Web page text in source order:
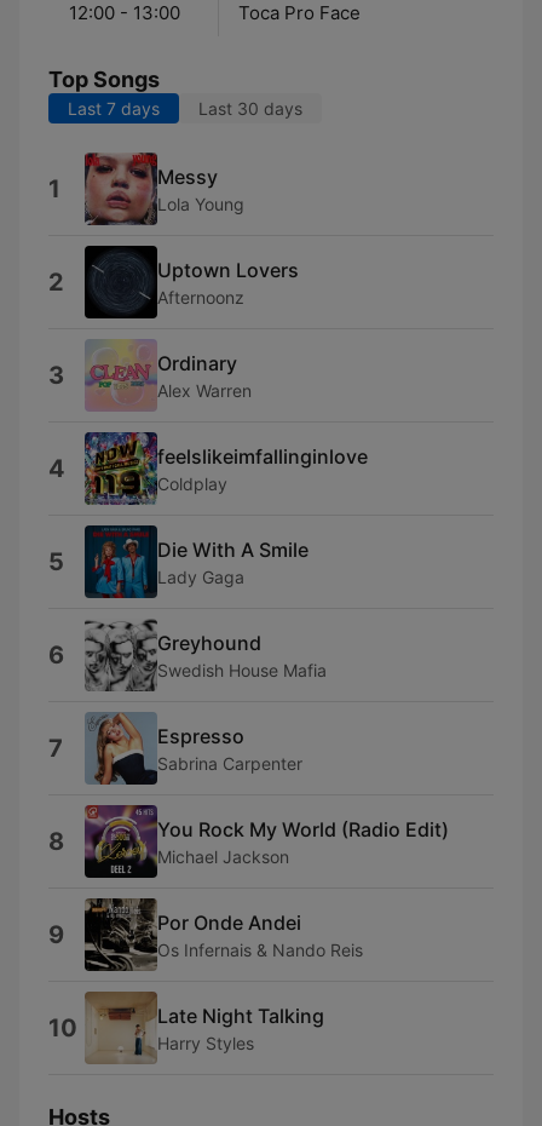
12:00 - 13:00 Toca Pro Face
Top Songs
Last 7 days Last 30 days
1 Messy
Lola Young
2 Uptown Lovers
Afternoonz
3 Ordinary
Alex Warren
4 feelslikeimfallinginlove
Coldplay
5 Die With A Smile
Lady Gaga
6 Greyhound
Swedish House Mafia
7 Espresso
Sabrina Carpenter
8 You Rock My World (Radio Edit)
Michael Jackson
9 Por Onde Andei
Os Infernais & Nando Reis
10 Late Night Talking
Harry Styles
Hosts